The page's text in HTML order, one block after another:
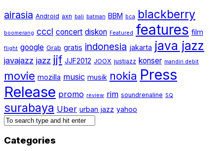
airasia Android axn bali batman BBM bca blackberry
boomerang cccl concert diskon Featured features film
flight google Grab gratis indonesia jakarta java jazz
javajazz jazz jjf JJF2012 JOOX justjazz konser mandiri debit
movie mozilla music musik nokia Press
Release promo review rim soundrenaline SQ
surabaya Uber urban jazz yahoo
Categories